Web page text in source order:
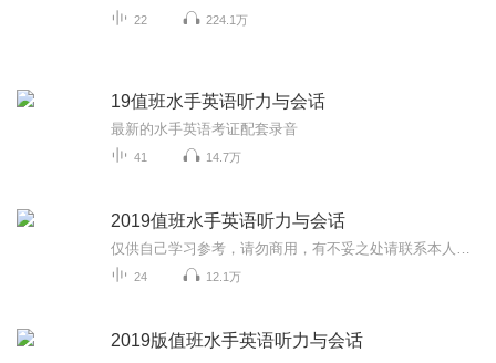
22 224.1万
19值班水手英语听力与会话
最新的水手英语考证配套录音
41 14.7万
2019值班水手英语听力与会话
24 12.1万
2019版值班水手英语听力与会话